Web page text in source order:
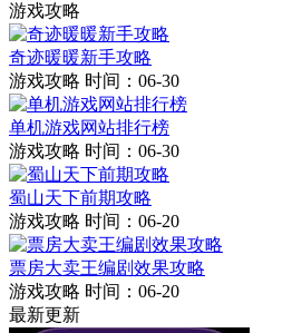
游戏攻略
奇迹暖暖新手攻略
游戏攻略 时间：06-30
单机游戏网站排行榜
游戏攻略 时间：06-30
蜀山天下前期攻略
游戏攻略 时间：06-20
票房大卖王编剧效果攻略
游戏攻略 时间：06-20
最新更新